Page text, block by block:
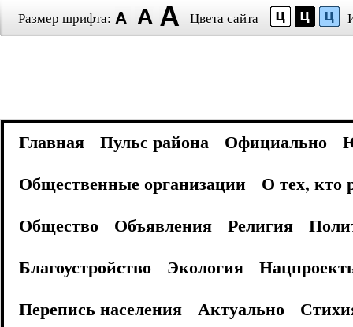
Размер шрифта: Цвета сайта
Главная Пульс района Официально
Общественные организации
О тех, кто
Общество
Объявления Религия
Благоустройство
Экология
Перепись населения
Актуально